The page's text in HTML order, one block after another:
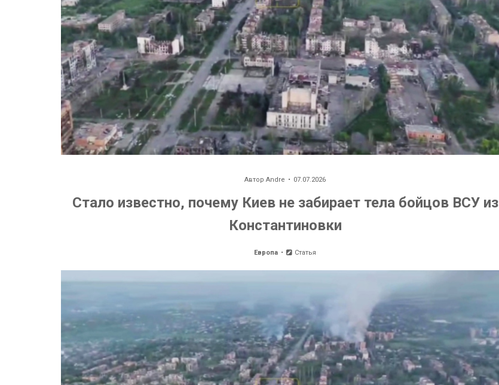
Автор Andre 07.07.2026
Стало известно, почему Киев не забирает тела бойцов ВСУ из
Константиновки
Европа Статья